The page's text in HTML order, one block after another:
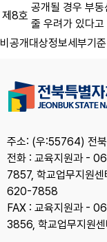
제8호
공개될 경우 부
줄 우려가 있다
비공개대상정보세부기준
주소: (우:55764) 전
전화 : 교육지원과 -
7857, 학교업무지원
620-7858
FAX : 교육지원과 -
3856, 학교업무지원